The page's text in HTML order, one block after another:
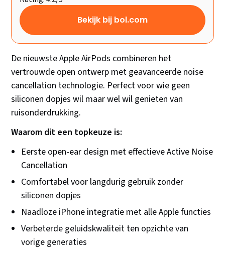
Bekijk bij bol.com
De nieuwste Apple AirPods combineren het
vertrouwde open ontwerp met geavanceerde noise
cancellation technologie. Perfect voor wie geen
siliconen dopjes wil maar wel wil genieten van
ruisonderdrukking.
Waarom dit een topkeuze is:
Eerste open-ear design met effectieve Active Noise
Cancellation
Comfortabel voor langdurig gebruik zonder
siliconen dopjes
Naadloze iPhone integratie met alle Apple functies
Verbeterde geluidskwaliteit ten opzichte van
vorige generaties